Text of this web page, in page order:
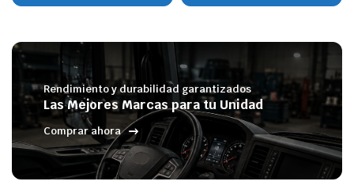
Rendimiento y durabilidad garantizados
Las Mejores Marcas para tu Unidad
Comprar ahora